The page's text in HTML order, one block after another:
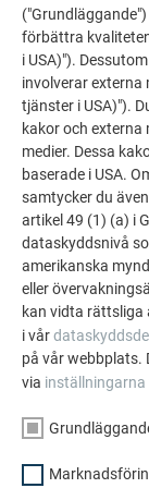
hänsyn till detta.
Vid arbetet med
hänsyn tagits till
PREFA
dokument
avtalsliknande
som en sådan.
Genom att
användaren att
tillämplig lag,
benämning – för
eller andra
de instruktioner
förbättra
i USA)").
involverar externa
tjänster i USA)").
kakor och externa
medier. Dessa
baserade i USA.
samtycker du
artikel 49 (1) (a) i
dataskyddsnivå
amerikanska
eller
kan vidta
i vår
på vår webbplats.
via inställningarna